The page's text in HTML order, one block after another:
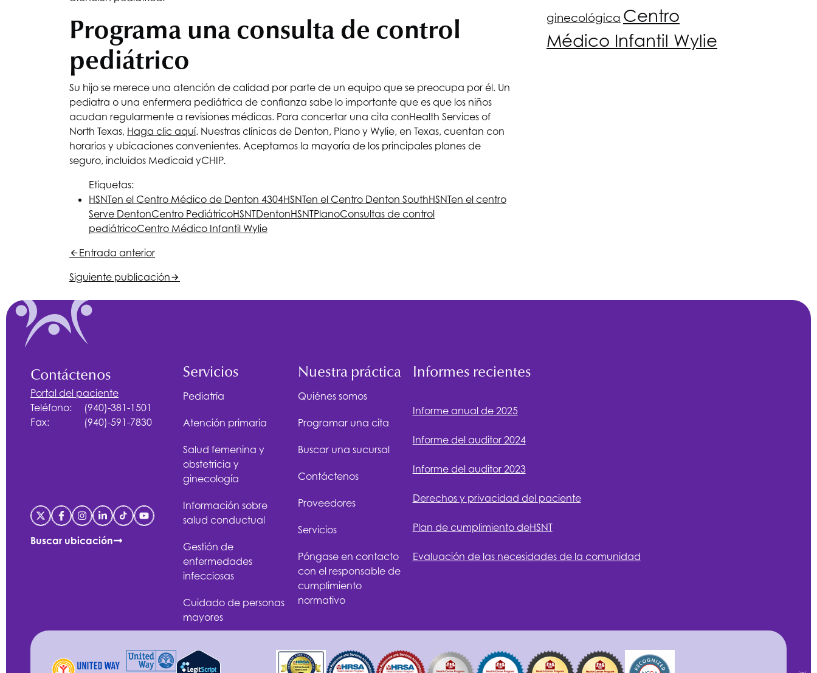
Programa una consulta de control
pediátrico
Su hijo se merece una atención de calidad por parte de un equipo que se preocupa por él. Un
pediatra o una enfermera pediátrica de confianza sabe lo importante que es que los niños
acudan regularmente a revisiones médicas. Para concertar una cita conHealth Services of
North Texas, Haga clic aquí. Nuestras clínicas de Denton, Plano y Wylie, en Texas, cuentan con
horarios y ubicaciones convenientes. Aceptamos la mayoría de los principales planes de
seguro, incluidos Medicaid yCHIP.
Etiquetas:
HSNTen el Centro Médico de Denton 4304HSNTen el Centro Denton SouthHSNTen el centro
Serve DentonCentro PediátricoHSNTDentonHSNTPlanoConsultas de control
pediátricoCentro Médico Infantil Wylie
Entrada anterior
Siguiente publicación
ginecológica Centro
Médico Infantil Wylie
Contáctenos
Portal del paciente
Teléfono:
(940)-381-1501
Fax:
(940)-591-7830
Buscar ubicación
Servicios
Pediatría
Atención primaria
Salud femenina y
obstetricia y
ginecología
Información sobre
salud conductual
Gestión de
enfermedades
infecciosas
Cuidado de personas
mayores
Nuestra práctica
Quiénes somos
Programar una cita
Buscar una sucursal
Contáctenos
Proveedores
Servicios
Póngase en contacto
con el responsable de
cumplimiento
normativo
Informes recientes
Informe anual de 2025
Informe del auditor 2024
Informe del auditor 2023
Derechos y privacidad del paciente
Plan de cumplimiento deHSNT
Evaluación de las necesidades de la comunidad